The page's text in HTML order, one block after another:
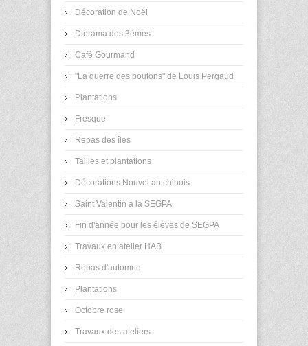
Décoration de Noël
Diorama des 3èmes
Café Gourmand
"La guerre des boutons" de Louis Pergaud
Plantations
Fresque
Repas des îles
Tailles et plantations
Décorations Nouvel an chinois
Saint Valentin à la SEGPA
Fin d'année pour les élèves de SEGPA
Travaux en atelier HAB
Repas d'automne
Plantations
Octobre rose
Travaux des ateliers